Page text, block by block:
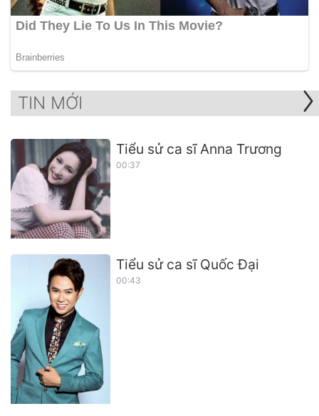
TIN MỚI
Tiểu sử ca sĩ Anna Trương
00:37
Tiểu sử ca sĩ Quốc Đại
00:43